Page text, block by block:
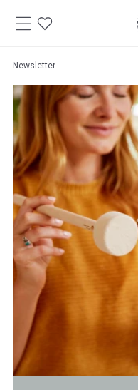
Zum
Inhalt
Newsletter